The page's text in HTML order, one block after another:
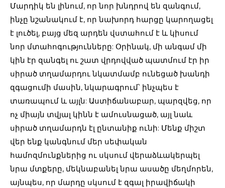
Մարդիկ են լինում, որ նոր խնդրով են զանգում,
ինչը նշանակում է, որ նախորդ հարցը կարողացել
է լուծել, բայց մեզ արդեն վստահում է և կիսում
նոր մտահոգությունները: Օրինակ, մի անգամ մի
կին էր զանգել ու շատ վրդովված պատմում էր իր
սիրած տղամարդու նկատմամբ ունեցած խանդի
զգացումի մասին, նկարագրում՝ ինչպես է
տառապում և այլն: Աստիճանաբար, պարզվեց, որ
ոչ միայն տվյալ կինն է ամուսնացած, այլ նաև
սիրած տղամարդն էլ ընտանիք ունի: Մենք միշտ
վեր ենք կանգնում մեր սեփական
համոզմունքներից ու սկսում վերաձևակերպել
նրա մտքերը, մեկնաբանել նրա ասածը մեղմորեն,
այնպես, որ մարդը սկսում է զգալ իրավիճակի